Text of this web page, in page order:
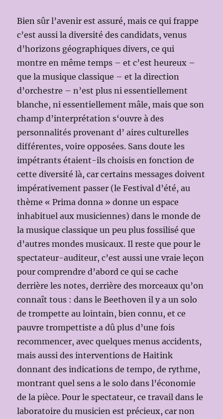
Bien sûr l’avenir est assuré, mais ce qui frappe
c’est aussi la diversité des candidats, venus
d’horizons géographiques divers, ce qui
montre en même temps – et c’est heureux –
que la musique classique – et la direction
d’orchestre – n’est plus ni essentiellement
blanche, ni essentiellement mâle, mais que son
champ d’interprétation s‘ouvre à des
personnalités provenant d’ aires culturelles
différentes, voire opposées. Sans doute les
impétrants étaient-ils choisis en fonction de
cette diversité là, car certains messages doivent
impérativement passer (le Festival d’été, au
thème « Prima donna » donne un espace
inhabituel aux musiciennes) dans le monde de
la musique classique un peu plus fossilisé que
d’autres mondes musicaux. Il reste que pour le
spectateur-auditeur, c’est aussi une vraie leçon
pour comprendre d’abord ce qui se cache
derrière les notes, derrière des morceaux qu’on
connaît tous : dans le Beethoven il y a un solo
de trompette au lointain, bien connu, et ce
pauvre trompettiste a dû plus d’une fois
recommencer, avec quelques menus accidents,
mais aussi des interventions de Haitink
donnant des indications de tempo, de rythme,
montrant quel sens a le solo dans l’économie
de la pièce. Pour le spectateur, ce travail dans le
laboratoire du musicien est précieux, car non